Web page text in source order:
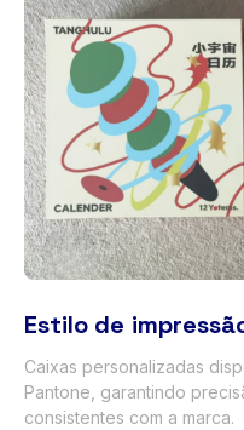
Estilo de
Caixas personalizadas
Pantone, garantindo
consistentes com a marca.